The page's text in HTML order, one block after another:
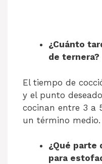
¿Cuánto
de ternera?
El tiempo de
y el punto
cocinan entre 3 a
un término medio.
¿Qué parte
para